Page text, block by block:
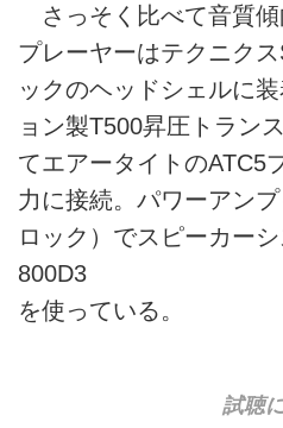
さっそく比べて音質傾
プレーヤーはテクニク
ックのヘッドシェルに
ョン製T500昇圧トラン
てエアータイトのATC5
力に接続。パワーアン
ロック）でスピーカー
800D3
を使っている。
試聴